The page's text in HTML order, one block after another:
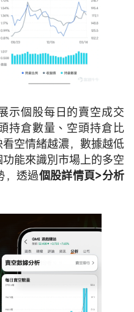
示個股每日的賣空成交
持倉數量、空頭持倉比
空情緒越濃，數據越低
能來識別市場上的多空
，透過個股詳情頁>分析